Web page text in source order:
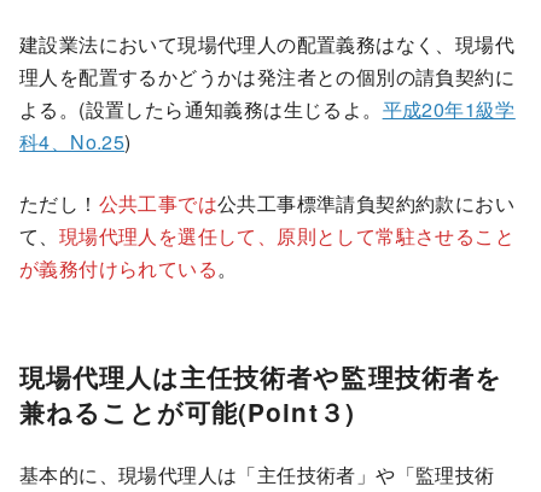
建設業法において現場代理人の配置義務はなく、現場代
理人を配置するかどうかは発注者との個別の請負契約に
よる。(設置したら通知義務は生じるよ。 平成20年1級学
科4、No.25)
ただし！ 公共工事では公共工事標準請負契約約款におい
て、 現場代理人を選任して、原則として常駐させること
が義務付けられている。
現場代理人は主任技術者や監理技術者を
兼ねることが可能(Point３)
基本的に、現場代理人は「主任技術者」や「監理技術